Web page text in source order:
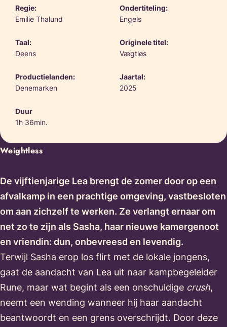
Regie:
Emilie Thalund
Ondertiteling:
Engels
Taal:
Deens
Originele titel:
Vægtløs
Productielanden:
Denemarken
Jaartal:
2025
Duur
1h 36min.
Weightless
De vijftienjarige Lea brengt de zomer door op een
afvalkamp in een prachtige omgeving, vastbesloten
om aan zichzelf te werken. Ze verlangt ernaar om
net zo te zijn als Sasha, haar nieuwe kamergenoot
en vriendin: dun, onbevreesd en levendig.
Terwijl Sasha erop los flirt met de lokale jongens,
gaat de aandacht van Lea uit naar kampbegeleider
Rune, maar wat begint als een onschuldige crush,
neemt een wending wanneer hij haar aandacht
beantwoordt en een grens overschrijdt. Door deze